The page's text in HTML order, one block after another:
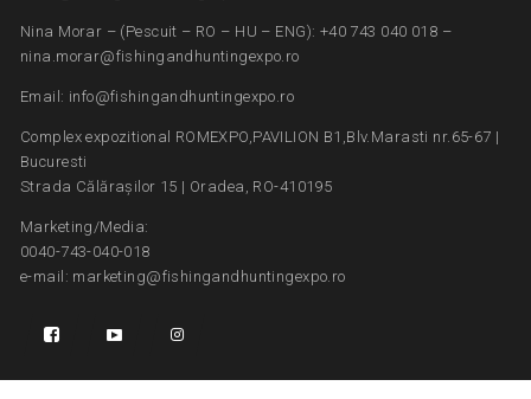
Nina Morar – (Pescuit – RO – HU – ENG): +40 743 040 018 –
nina.morar@fishingandhuntingexpo.ro
Email: info@fishingandhuntingexpo.ro
Complex expozitional ROMEXPO,PAVILION B1,Blv.Marasti nr.65-67 |
Bucuresti
Strada Călărașilor 15 | Oradea, RO-410195
Marketing/Media:
0040-743-040-018
e-mail: marketing@fishingandhuntingexpo.ro